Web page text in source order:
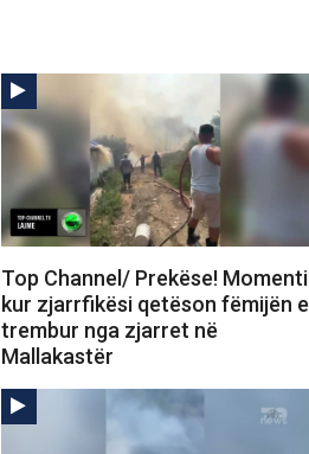
Top Channel/ Prekëse! Momenti
kur zjarrfikësi qetëson fëmijën e
trembur nga zjarret në
Mallakastër